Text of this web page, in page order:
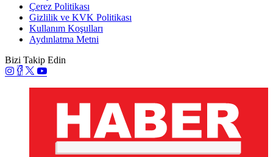
Çerez Politikası
Gizlilik ve KVK Politikası
Kullanım Koşulları
Aydınlatma Metni
Bizi Takip Edin